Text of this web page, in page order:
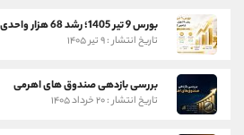
تاریخ انتشار : ۹ تیر ۱۴۰۵
بررسی بازدهی صندوق های اهرمی
تاریخ انتشار : ۲۰ خرداد ۱۴۰۵